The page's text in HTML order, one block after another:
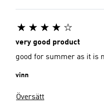
very good product
good for summer as it is
vinn
Översätt